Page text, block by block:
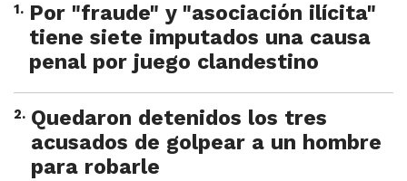
1. Por "fraude" y "asociación ilícita"
tiene siete imputados una causa
penal por juego clandestino
2. Quedaron detenidos los tres
acusados de golpear a un hombre
para robarle